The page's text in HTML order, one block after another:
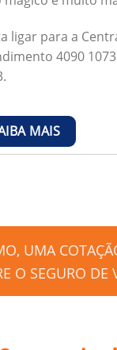
ligar para a
4090
MAIS
UMA
O SEGURO DE